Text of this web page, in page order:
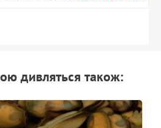
дивляться також: